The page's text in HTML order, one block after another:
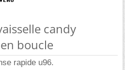
candy
boucle
rapide u96.